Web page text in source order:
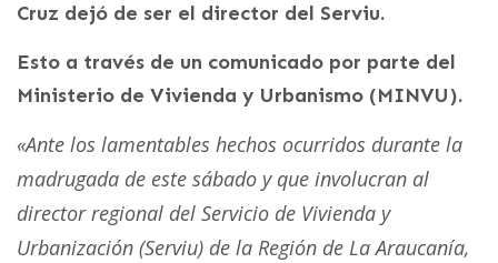
Cruz dejó de ser el director del Serviu.
Esto a través de un comunicado por parte del
Ministerio de Vivienda y Urbanismo (MINVU).
«Ante los lamentables hechos ocurridos durante la
madrugada de este sábado y que involucran al
director regional del Servicio de Vivienda y
Urbanización (Serviu) de la Región de La Araucanía,